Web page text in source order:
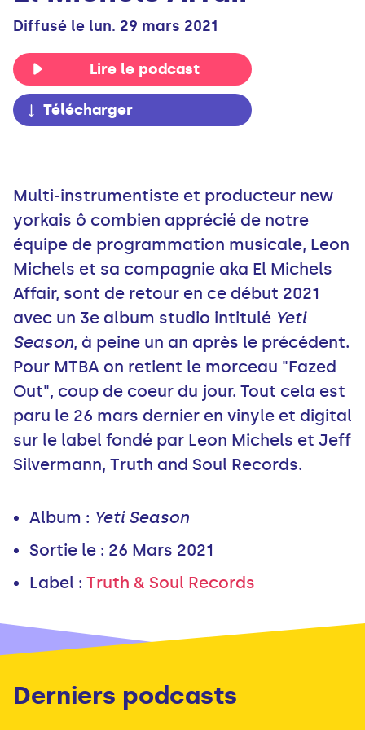
Diffusé le lun. 29 mars 2021
Lire le podcast
Télécharger
Multi-instrumentiste et producteur new
yorkais ô combien apprécié de notre
équipe de programmation musicale, Leon
Michels et sa compagnie aka El Michels
Affair, sont de retour en ce début 2021
avec un 3e album studio intitulé Yeti
Season, à peine un an après le précédent.
Pour MTBA on retient le morceau "Fazed
Out", coup de coeur du jour. Tout cela est
paru le 26 mars dernier en vinyle et digital
sur le label fondé par Leon Michels et Jeff
Silvermann, Truth and Soul Records.
Album : Yeti Season
Sortie le : 26 Mars 2021
Label : Truth & Soul Records
Derniers podcasts